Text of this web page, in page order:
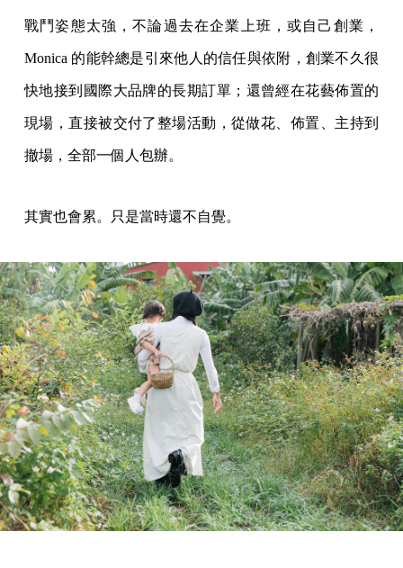
戰鬥姿態太強，不論過去在企業上班，或自己創業，
Monica 的能幹總是引來他人的信任與依附，創業不久很
快地接到國際大品牌的長期訂單；還曾經在花藝佈置的
現場，直接被交付了整場活動，從做花、佈置、主持到
撤場，全部一個人包辦。
其實也會累。只是當時還不自覺。